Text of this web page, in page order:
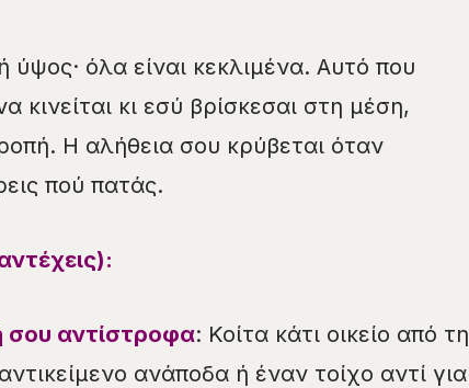
όλα είναι κεκλιμένα. Αυτό που
κινείται κι εσύ βρίσκεσαι στη μέση,
Η αλήθεια σου κρύβεται όταν
πού πατάς.
σου αντίστροφα: Κοίτα κάτι οικείο από τη
ανάποδα ή έναν τοίχο αντί για